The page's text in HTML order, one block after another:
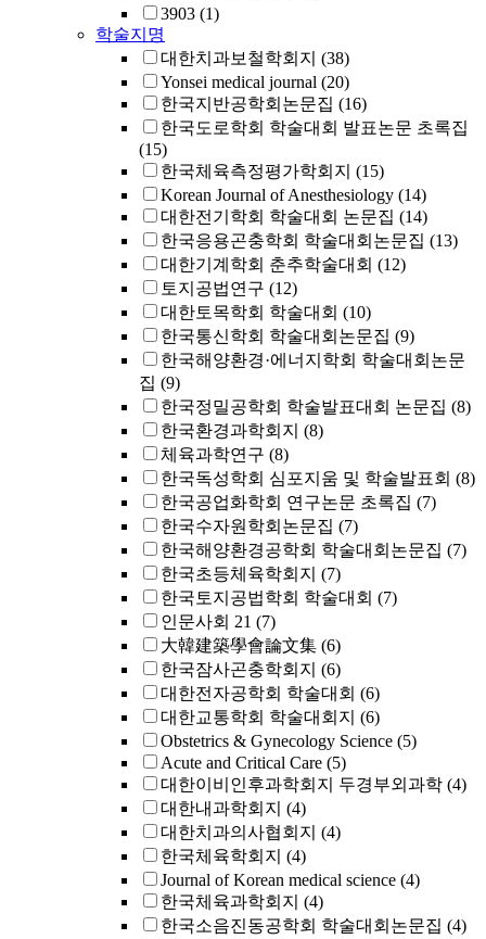
3903 (1)
학술지명
대한치과보철학회지 (38)
Yonsei medical journal (20)
한국지반공학회논문집 (16)
한국도로학회 학술대회 발표논문 초록집
(15)
한국체육측정평가학회지 (15)
Korean Journal of Anesthesiology (14)
대한전기학회 학술대회 논문집 (14)
한국응용곤충학회 학술대회논문집 (13)
대한기계학회 춘추학술대회 (12)
토지공법연구 (12)
대한토목학회 학술대회 (10)
한국통신학회 학술대회논문집 (9)
한국해양환경·에너지학회 학술대회논문
집 (9)
한국정밀공학회 학술발표대회 논문집 (8)
한국환경과학회지 (8)
체육과학연구 (8)
한국독성학회 심포지움 및 학술발표회 (8)
한국공업화학회 연구논문 초록집 (7)
한국수자원학회논문집 (7)
한국해양환경공학회 학술대회논문집 (7)
한국초등체육학회지 (7)
한국토지공법학회 학술대회 (7)
인문사회 21 (7)
大韓建築學會論文集 (6)
한국잠사곤충학회지 (6)
대한전자공학회 학술대회 (6)
대한교통학회 학술대회지 (6)
Obstetrics & Gynecology Science (5)
Acute and Critical Care (5)
대한이비인후과학회지 두경부외과학 (4)
대한내과학회지 (4)
대한치과의사협회지 (4)
한국체육학회지 (4)
Journal of Korean medical science (4)
한국체육과학회지 (4)
한국소음진동공학회 학술대회논문집 (4)